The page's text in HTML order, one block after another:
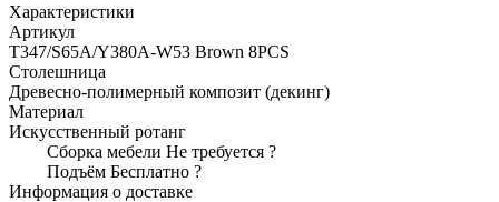
Характеристики
Артикул
T347/S65A/Y380A-W53 Brown 8PCS
Столешница
Древесно-полимерный композит (декинг)
Материал
Искусственный ротанг
Сборка мебели Не требуется ?
Подъём Бесплатно ?
Информация о доставке